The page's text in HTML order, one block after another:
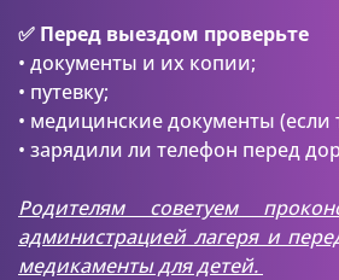
✅ Перед выездом проверьте
• документы и их копии;
• путевку;
• медицинские документы (если
• зарядили ли телефон перед
Родителям советуем
администрацией лагеря и
медикаменты для детей.